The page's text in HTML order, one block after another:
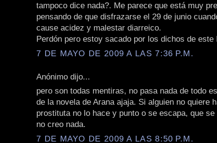
tampoco dice nada?. Me parece que está muy
pensando de que disfrazarse el 29 de junio
cause acidez y malestar diarreico.
Perdón pero estoy sacado por los dichos de este
7 DE MAYO DE 2009 A LAS 7:36 P.M.
Anónimo dijo...
pero son todas mentiras, no pasa nada de todo
de la novela de Arana ajaja. Si alguien no quiere
prostituta no lo hace y punto o se escapa, que
no creo nada.
7 DE MAYO DE 2009 A LAS 8:50 P.M.